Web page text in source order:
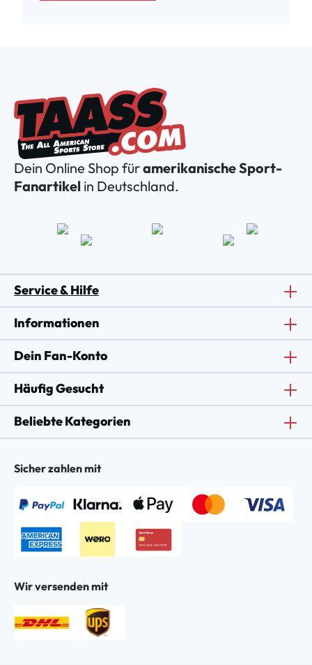
Dein Online Shop füramerikanische Sport-
Fanartikel in Deutschland.
Service & Hilfe
Informationen
Dein Fan-Konto
Häufig Gesucht
Beliebte Kategorien
Sicher zahlen mit
Wir versenden mit